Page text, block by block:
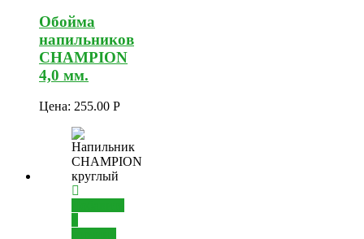
Обойма
напильников
CHAMPION
4,0 мм.
Цена: 255.00 Р